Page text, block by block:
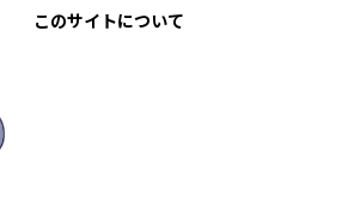
このサイトについて